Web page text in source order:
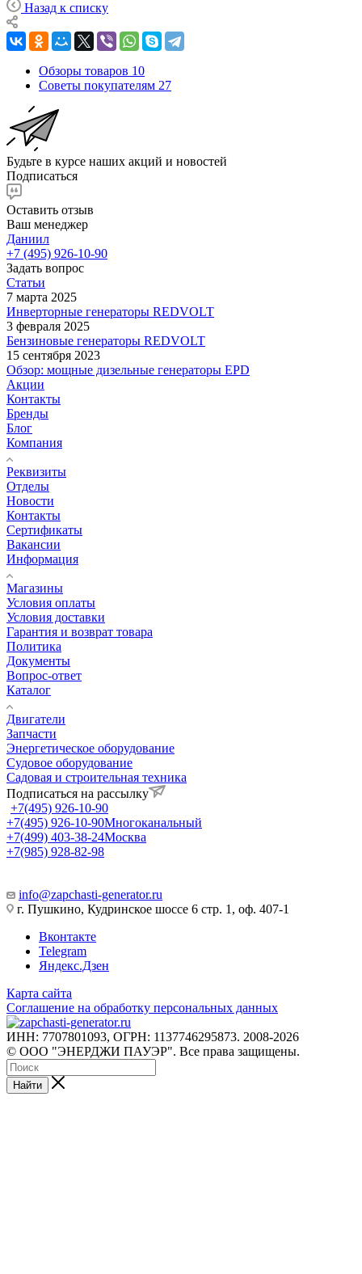
Назад к списку
Обзоры товаров 10
Советы покупателям 27
Будьте в курсе наших акций и новостей
Подписаться
Оставить отзыв
Ваш менеджер
Даниил
+7 (495) 926-10-90
Задать вопрос
Статьи
7 марта 2025
Инверторные генераторы REDVOLT
3 февраля 2025
Бензиновые генераторы REDVOLT
15 сентября 2023
Обзор: мощные дизельные генераторы EPD
Акции
Контакты
Бренды
Блог
Компания
Реквизиты
Отделы
Новости
Контакты
Сертификаты
Вакансии
Информация
Магазины
Условия оплаты
Условия доставки
Гарантия и возврат товара
Политика
Документы
Вопрос-ответ
Каталог
Двигатели
Запчасти
Энергетическое оборудование
Судовое оборудование
Садовая и строительная техника
Подписаться на рассылку
+7(495) 926-10-90
+7(495) 926-10-90Многоканальный
+7(499) 403-38-24Москва
+7(985) 928-82-98
info@zapchasti-generator.ru
г. Пушкино, Кудринское шоссе 6 стр. 1, оф. 407-1
Вконтакте
Telegram
Яндекс.Дзен
Карта сайта
Соглашение на обработку персональных данных
ИНН: 7707801093, ОГРН: 1137746295873. 2008-2026
© ООО "ЭНЕРДЖИ ПАУЭР". Все права защищены.
Найти